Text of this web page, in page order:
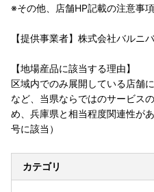
※その他、店舗HP記載の注意事項
【提供事業者】株式会社バルニ
【地場産品に該当する理由】
区域内でのみ展開している店舗
など、当県ならではのサービス
め、兵庫県と相当程度関連性が
号に該当）
カテゴリ